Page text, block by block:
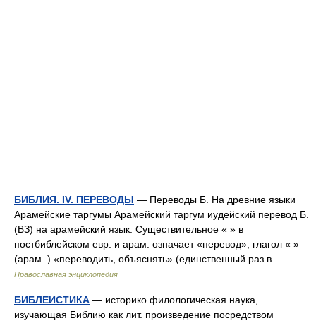
БИБЛИЯ. IV. ПЕРЕВОДЫ — Переводы Б. На древние языки
Арамейские таргумы Арамейский таргум иудейский перевод Б.
(ВЗ) на арамейский язык. Существительное « » в
постбиблейском евр. и арам. означает «перевод», глагол « »
(арам. ) «переводить, объяснять» (единственный раз в… …
Православная энциклопедия
БИБЛЕИСТИКА — историко филологическая наука,
изучающая Библию как лит. произведение посредством